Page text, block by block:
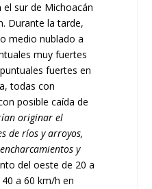
sur de Michoacán
Durante la tarde,
medio nublado a
muy fuertes
fuertes en
todas con
posible caída de
originar el
de ríos y arroyos,
y
del oeste de 20 a
a 60 km/h en